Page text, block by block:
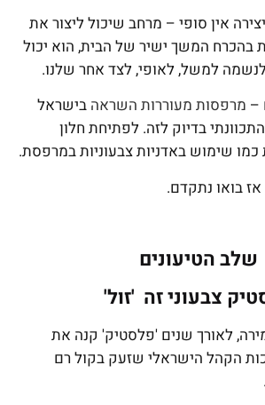
אין סופי – מרחב שיכול ליצור את
בהכרח המשך ישיר של הבית, הוא יכול
למשל, לאופי, לצד אחר שלנו.
– מרפסות מעוררות השראה בישראל
בדיוק לזה. לפתיחת חלון
כמו שימוש באדניות צבעוניות במרפסת.
בואו נתקדם.
שלב הטיעונים
צבעוני זה 'זול'
לאורך שנים 'פלסטיק' קנה את
הקהל הישראלי שזעק בקול רם